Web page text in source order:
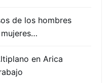
de los hombres
en Arica